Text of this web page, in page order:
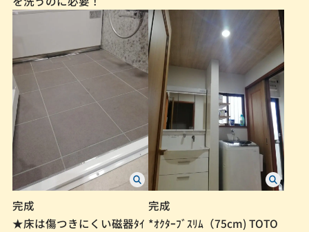
完成
★床は傷つきにくい磁器ﾀｲ
完成
*ｵｸﾀｰﾌﾞｽﾘﾑ（75cm) TOTO